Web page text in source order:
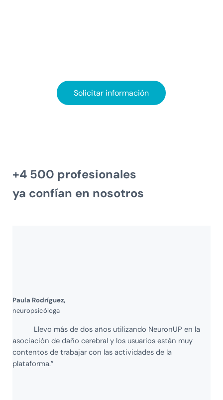
Solicitar información
+4 500 profesionales
ya confían en nosotros
Paula Rodríguez,
neuropsicóloga
Llevo más de dos años utilizando NeuronUP en la
asociación de daño cerebral y los usuarios están muy
contentos de trabajar con las actividades de la
plataforma.”